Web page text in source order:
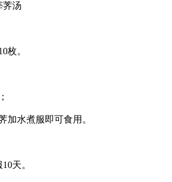
荠汤
枚。
加水煮服即可食用。
天。